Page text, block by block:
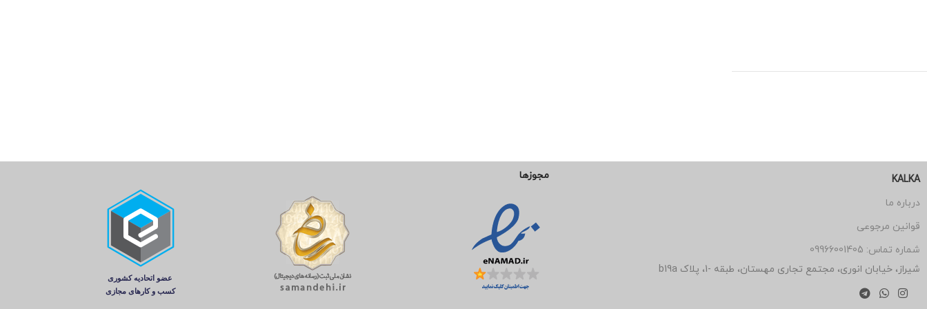
KALKA
درباره ما
قوانین مرجوعی
شماره تماس: 09966001405
شیراز، خیابان انوری، مجتمع تجاری مهستان، طبقه -1، پلاک b19a
مجوزها